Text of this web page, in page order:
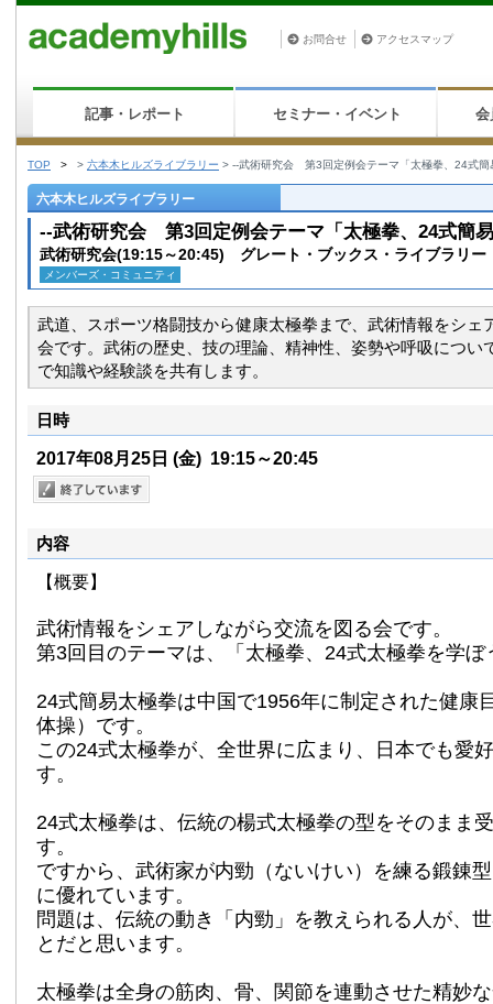
お問合せ アクセスマップ
記事・レポート セミナー・イベント 会
TOP > > 六本木ヒルズライブラリー > --武術研究会 第3回定例会テーマ「太極拳、24式簡
六本木ヒルズライブラリー
--武術研究会 第3回定例会テーマ「太極拳、24式簡
武術研究会(19:15～20:45) グレート・ブックス・ライブラリー
メンバーズ・コミュニティ
武道、スポーツ格闘技から健康太極拳まで、武術情報をシェ
会です。武術の歴史、技の理論、精神性、姿勢や呼吸につい
で知識や経験談を共有します。
日時
2017年08月25日 (金) 19:15～20:45
内容
【概要】
武術情報をシェアしながら交流を図る会です。
第3回目のテーマは、「太極拳、24式太極拳を学ぼ
24式簡易太極拳は中国で1956年に制定された健康
体操）です。
この24式太極拳が、全世界に広まり、
日本でも愛
す。
24式太極拳は、 伝統の楊式太極拳の型をそのまま
す。
ですから、武術家が内勁（ないけい）を練る鍛錬
に優れています。
問題は、伝統の動き「内勁」を教えられる人が、
とだと思います。
太極拳は全身の筋肉、骨、 関節を連動させた精妙